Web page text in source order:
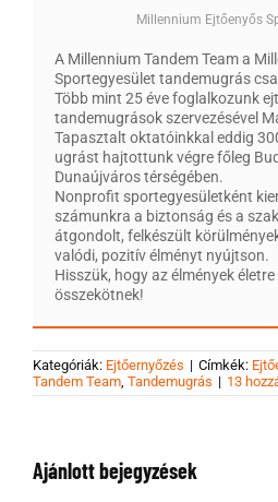
Millennium Ejtőenyős
A Millennium Tandem Team a
Sportegyesület tandemugrás
Több mint 25 éve foglalkozunk
tandemugrások szervezésével
Tapasztalt oktatóinkkal eddig
ugrást hajtottunk végre főleg
Dunaújváros térségében.
Nonprofit sportegyesületként
számunkra a biztonság és a
átgondolt, felkészült
valódi, pozitív élményt nyújtson.
Hisszük, hogy az élmények
összekötnek!
Kategóriák: Ejtőernyőzés | Címkék:
Tandem Team Tandemugrás | 13
Ajánlott bejegyzések